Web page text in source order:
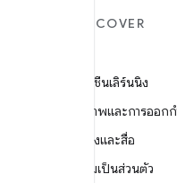
DISCOVER
แมชชีนเลิร์นนิง
สุขภาพและการออก
กล้องและสื่อ
ความเป็นส่วนตัว